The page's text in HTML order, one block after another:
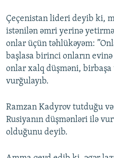
Çeçenistan lideri deyib ki,
istənilən əmri yerinə
onlar üçün təhlükəyəm:
başlasa birinci onların
onlar xalq düşməni,
vurğulayıb.
Ramzan Kadyrov tutduğu
Rusiyanın düşmənləri ilə
olduğunu deyib.